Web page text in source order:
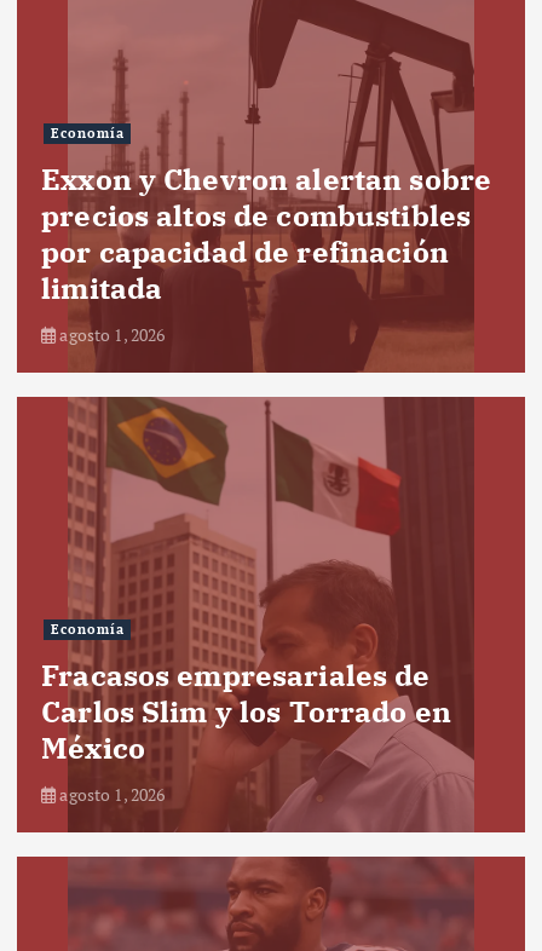
Economía
Exxon y Chevron alertan sobre
precios altos de combustibles
por capacidad de refinación
limitada
agosto 1, 2026
Economía
Fracasos empresariales de
Carlos Slim y los Torrado en
México
agosto 1, 2026